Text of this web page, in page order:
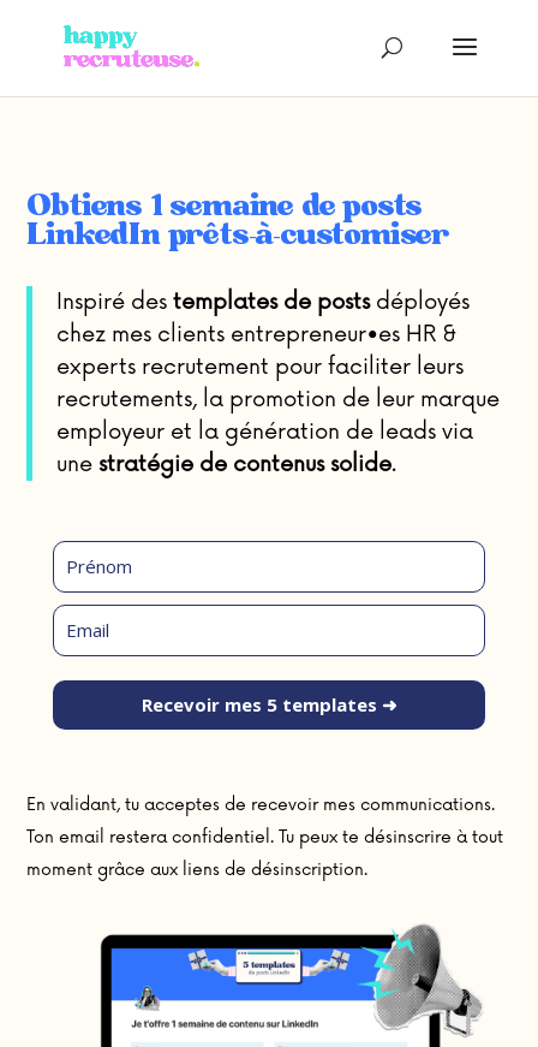
Obtiens 1 semaine de posts
LinkedIn prêts-à-customiser
Inspiré destemplates de postsdéployés
chez mes clients entrepreneur•es HR &
experts recrutement pour faciliter leurs
recrutements, la promotion de leur marque
employeur et la génération de leads via
unestratégie de contenus solide.
Recevoir mes 5 templates ➜
En validant, tu acceptes de recevoir mes communications.
Ton email restera confidentiel. Tu peux te désinscrire à tout
moment grâce aux liens de désinscription.